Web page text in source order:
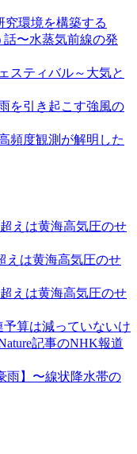
究環境を構築する
〜水蒸気前線の発
スティバル～大気と
を引き起こす強風の
頻度観測が解明した
えは黄海高気圧のせ
えは黄海高気圧のせ
えは黄海高気圧のせ
予算は減っていないけ
記事のNHK報道
雨】〜線状降水帯の